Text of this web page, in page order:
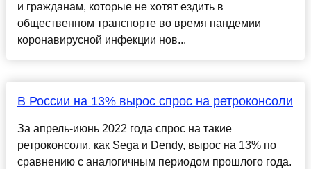
и гражданам, которые не хотят ездить в
общественном транспорте во время пандемии
коронавирусной инфекции нов...
В России на 13% вырос спрос на ретроконсоли
За апрель-июнь 2022 года спрос на такие
ретроконсоли, как Sega и Dendy, вырос на 13% по
сравнению с аналогичным периодом прошлого года.